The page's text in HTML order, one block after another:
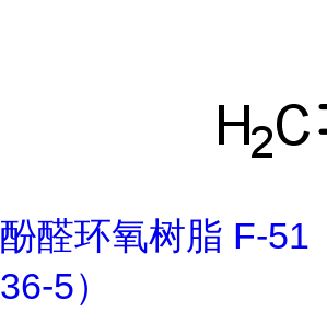
酚醛环氧树脂 F-51
36-5）